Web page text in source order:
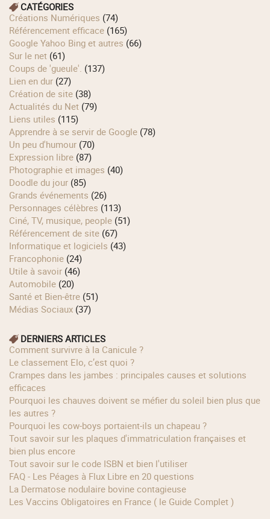
CATÉGORIES
Créations Numériques (74)
Référencement efficace (165)
Google Yahoo Bing et autres (66)
Sur le net (61)
Coups de 'gueule'. (137)
Lien en dur (27)
Création de site (38)
Actualités du Net (79)
Liens utiles (115)
Apprendre à se servir de Google (78)
Un peu d'humour (70)
Expression libre (87)
Photographie et images (40)
Doodle du jour (85)
Grands événements (26)
Personnages célèbres (113)
Ciné, TV, musique, people (51)
Référencement de site (67)
Informatique et logiciels (43)
Francophonie (24)
Utile à savoir (46)
Automobile (20)
Santé et Bien-être (51)
Médias Sociaux (37)
DERNIERS ARTICLES
Comment survivre à la Canicule ?
Le classement Elo, c’est quoi ?
Crampes dans les jambes : principales causes et solutions
efficaces
Pourquoi les chauves doivent se méfier du soleil bien plus que
les autres ?
Pourquoi les cow‑boys portaient‑ils un chapeau ?
Tout savoir sur les plaques d'immatriculation françaises et
bien plus encore
Tout savoir sur le code ISBN et bien l'utiliser
FAQ - Les Péages à Flux Libre en 20 questions
La Dermatose nodulaire bovine contagieuse
Les Vaccins Obligatoires en France ( le Guide Complet )